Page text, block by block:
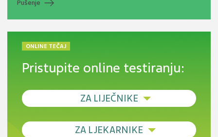
Pušenje
ONLINE TEČAJ
Pristupite online testiranju:
ZA LIJEČNIKE
Debljina - od prevencije do personalizirane
ZA LJEKARNIKE